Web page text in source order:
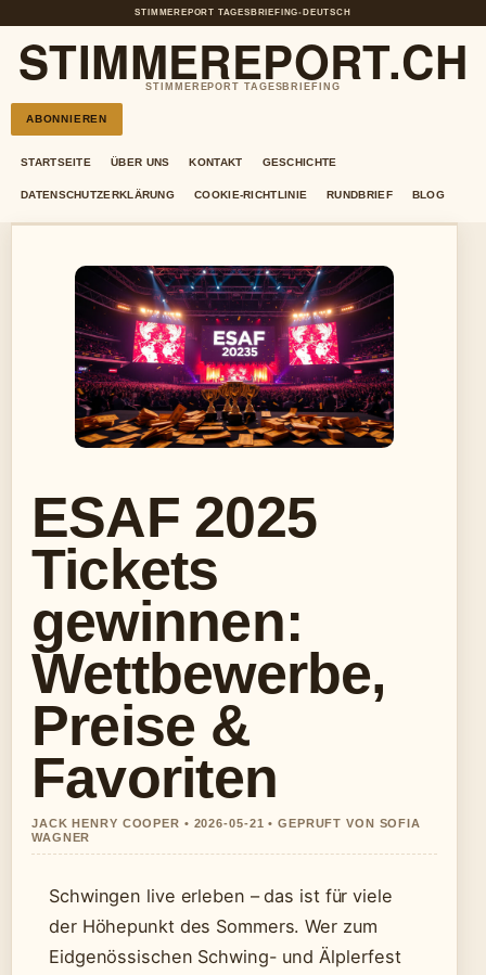
STIMMEREPORT TAGESBRIEFING• DEUTSCH
STIMMEREPORT.CH
STIMMEREPORT TAGESBRIEFING
ABONNIEREN
STARTSEITE ÜBER UNS KONTAKT GESCHICHTE
DATENSCHUTZERKLÄRUNG COOKIE-RICHTLINIE RUNDBRIEF BLOG
ESAF 2025
Tickets
gewinnen:
Wettbewerbe,
Preise &
Favoriten
JACK HENRY COOPER • 2026-05-21 • GEPRUFT VON SOFIA
WAGNER
Schwingen live erleben – das ist für viele
der Höhepunkt des Sommers. Wer zum
Eidgenössischen Schwing- und Älplerfest